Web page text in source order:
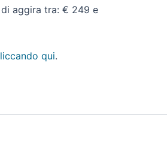
aggira tra: € 249 e
qui.